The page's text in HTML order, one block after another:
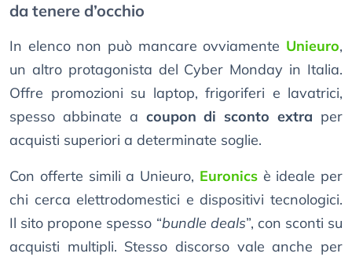
da tenere d’occhio
In elenco non può mancare ovviamente Unieuro,
un altro protagonista del Cyber Monday in Italia.
Offre promozioni su laptop, frigoriferi e lavatrici,
spesso abbinate a coupon di sconto extra per
acquisti superiori a determinate soglie.
Con offerte simili a Unieuro, Euronicsè ideale per
chi cerca elettrodomestici e dispositivi tecnologici.
Il sito propone spesso “bundle deals”, con sconti su
acquisti multipli. Stesso discorso vale anche per